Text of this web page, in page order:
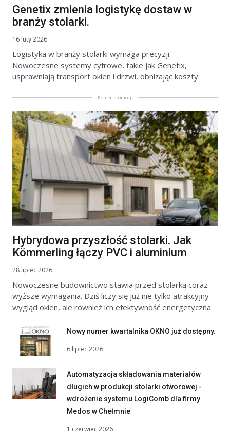
Genetix zmienia logistykę dostaw w
branży stolarki.
16 luty 2026
Logistyka w branży stolarki wymaga precyzji.
Nowoczesne systemy cyfrowe, takie jak Genetix,
usprawniają transport okien i drzwi, obniżając koszty.
Koniec promocji
Hybrydowa przyszłość stolarki. Jak
Kömmerling łączy PVC i aluminium
28 lipiec 2026
Nowoczesne budownictwo stawia przed stolarką coraz
wyższe wymagania. Dziś liczy się już nie tylko atrakcyjny
wygląd okien, ale również ich efektywność energetyczna
Nowy numer kwartalnika OKNO już dostępny.
6 lipiec 2026
Automatyzacja składowania materiałów
długich w produkcji stolarki otworowej -
wdrożenie systemu LogiComb dla firmy
Medos w Chełmnie
1 czerwiec 2026